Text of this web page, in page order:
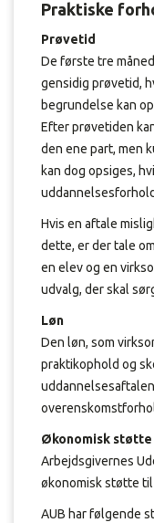
Praktiske
Prøvetid
De første tre
gensidig prøvetid,
begrundelse kan
Efter prøvetiden
den ene part, men
kan dog opsiges,
Hvis en aftale
dette, er der tale
en elev og en
udvalg, der skal
Løn
Den løn, som
praktikophold og
Økonomisk
Arbejdsgivernes
økonomisk støtte
AUB har følgende